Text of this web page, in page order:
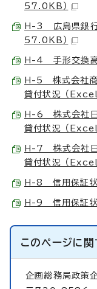
57.0KB）
H-3 広島県銀行
57.0KB）
H-4 手形交換
H-5 株式会社商
貸付状況 （
H-6 株式会社日
貸付状況 （
H-7 株式会社日
貸付状況 （
H-8 信用保証
H-9 信用保証
このページに関
企画総務局政策